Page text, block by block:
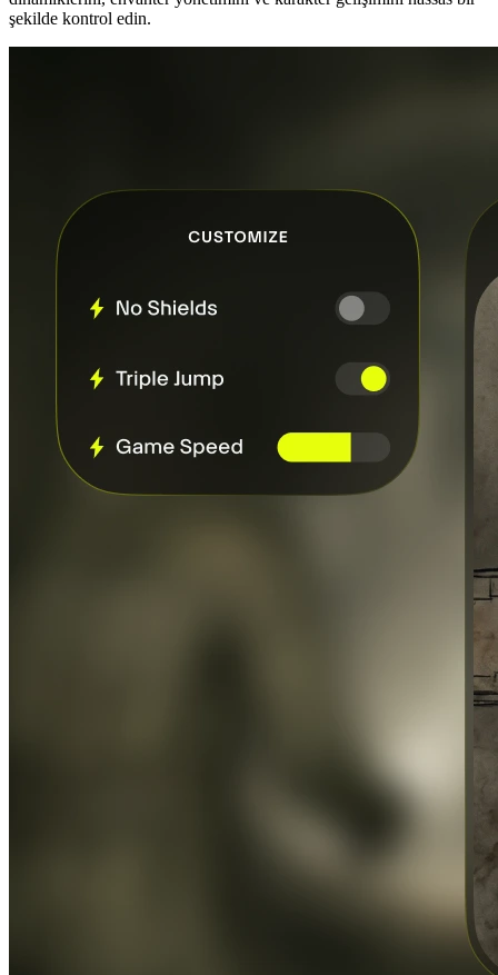
şekilde kontrol edin.